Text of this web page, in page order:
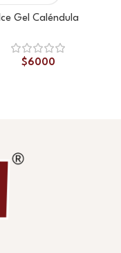
Ice Gel Caléndula
$6000